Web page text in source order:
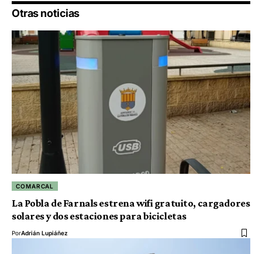
Otras noticias
COMARCAL
La Pobla de Farnals estrena wifi gratuito, cargadores
solares y dos estaciones para bicicletas
PorAdrián Lupiáñez